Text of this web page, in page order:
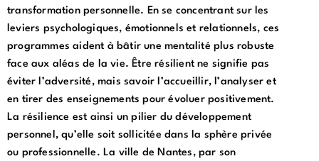
transformation personnelle. En se concentrant sur les
leviers psychologiques, émotionnels et relationnels, ces
programmes aident à bâtir une mentalité plus robuste
face aux aléas de la vie. Être résilient ne signifie pas
éviter l’adversité, mais savoir l’accueillir, l’analyser et
en tirer des enseignements pour évoluer positivement.
La résilience est ainsi un pilier du développement
personnel, qu’elle soit sollicitée dans la sphère privée
ou professionnelle. La ville de Nantes, par son